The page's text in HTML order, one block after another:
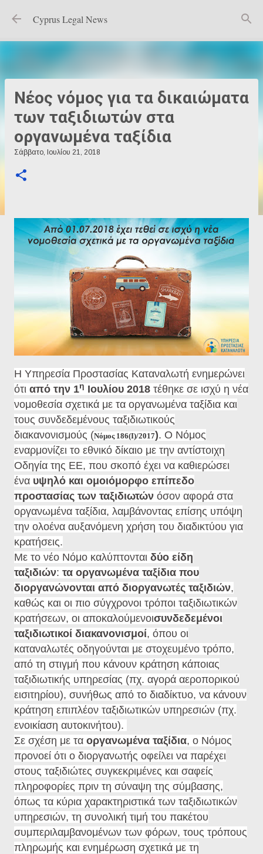
Μετάβαση στο κύριο περιεχόμενο
Cyprus Legal News
Νέος νόμος για τα δικαιώματα
των ταξιδιωτών στα
οργανωμένα ταξίδια
Σάββατο, Ιουλίου 21, 2018
Η Υπηρεσία Προστασίας Καταναλωτή ενημερώνει
ότι από την 1η Ιουλίου 2018 τέθηκε σε ισχύ η νέα
νομοθεσία σχετικά με τα οργανωμένα ταξίδια και
τους συνδεδεμένους ταξιδιωτικούς
διακανονισμούς (Νόμος 186(Ι)/2017). Ο Νόμος
εναρμονίζει το εθνικό δίκαιο με την αντίστοιχη
Οδηγία της ΕΕ, που σκοπό έχει να καθιερώσει
ένα υψηλό και ομοιόμορφο επίπεδο
προστασίας των ταξιδιωτών όσον αφορά στα
οργανωμένα ταξίδια, λαμβάνοντας επίσης υπόψη
την ολοένα αυξανόμενη χρήση του διαδικτύου για
κρατήσεις.
Με το νέο Νόμο καλύπτονται δύο είδη
ταξιδιών: τα οργανωμένα ταξίδια που
διοργανώνονται από διοργανωτές ταξιδιών,
καθώς και οι πιο σύγχρονοι τρόποι ταξιδιωτικών
κρατήσεων, οι αποκαλούμενοισυνδεδεμένοι
ταξιδιωτικοί διακανονισμοί, όπου οι
καταναλωτές οδηγούνται με στοχευμένο τρόπο,
από τη στιγμή που κάνουν κράτηση κάποιας
ταξιδιωτικής υπηρεσίας (πχ. αγορά αεροπορικού
εισιτηρίου), συνήθως από το διαδίκτυο, να κάνουν
κράτηση επιπλέον ταξιδιωτικών υπηρεσιών (πχ.
ενοικίαση αυτοκινήτου).
Σε σχέση με τα οργανωμένα ταξίδια, ο Νόμος
προνοεί ότι ο διοργανωτής οφείλει να παρέχει
στους ταξιδιώτες συγκεκριμένες και σαφείς
πληροφορίες πριν τη σύναψη της σύμβασης,
όπως τα κύρια χαρακτηριστικά των ταξιδιωτικών
υπηρεσιών, τη συνολική τιμή του πακέτου
συμπεριλαμβανομένων των φόρων, τους τρόπους
πληρωμής και ενημέρωση σχετικά με τη